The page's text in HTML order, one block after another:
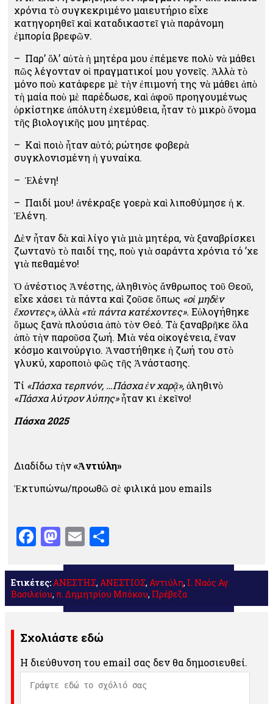
χρόνια τὸ συγκεκριμένο μαιευτήριο εἶχε
κατηγορηθεῖ καὶ καταδικαστεῖ γιὰ παράνομη
ἐμπορία βρεφῶν.
– Παρ’ ὅλ’ αὐτὰ ἡ μητέρα μου ἐπέμενε πολὺ νὰ μάθει
πῶς λέγονταν οἱ πραγματικοί μου γονεῖς. Ἀλλὰ τὸ
μόνο ποὺ κατάφερε μὲ τὴν ἐπιμονή της νὰ μάθει ἀπὸ
τὴ μαία ποὺ μὲ παρέδωσε, καὶ ἀφοῦ προηγουμένως
ὁρκίστηκε ἀπόλυτη ἐχεμύθεια, ἦταν τὸ μικρὸ ὄνομα
τῆς βιολογικῆς μου μητέρας.
– Καὶ ποιὸ ἦταν αὐτό; ρώτησε φοβερὰ
συγκλονισμένη ἡ γυναίκα.
– Ἑλένη!
– Παιδί μου! ἀνέκραξε γοερὰ καὶ λιποθύμησε ἡ κ.
Ἑλένη.
Δὲν ἦταν δὰ καὶ λίγο γιὰ μιὰ μητέρα, νὰ ξαναβρίσκει
ζωντανὸ τὸ παιδί της, ποὺ γιὰ σαράντα χρόνια τό ’χε
γιὰ πεθαμένο!
Ὁ ἀνέστιος Ἀνέστης, ἀληθινὸς ἄνθρωπος τοῦ Θεοῦ,
εἶχε χάσει τὰ πάντα καὶ ζοῦσε ὅπως «οἱ μηδὲν
ἔχοντες»,ἀλλὰ «τὰ πάντα κατέχοντες». Εὐλογήθηκε
ὅμως ξανὰ πλούσια ἀπὸ τὸν Θεό. Τὰ ξαναβρῆκε ὅλα
ἀπὸ τὴν παροῦσα ζωή. Μιὰ νέα οἰκογένεια, ἕναν
κόσμο καινούργιο. Ἀναστήθηκε ἡ ζωή του στὸ
γλυκύ, χαροποιὸ φῶς τῆς Ἀνάστασης.
Τί «Πάσχα τερπνόν, …Πάσχα ἐν χαρᾷ»,ἀληθινὸ
«Πάσχα λύτρον λύπης»ἦταν κι ἐκεῖνο!
Πάσχα 2025
Διαδίδω τὴν«Ἀντιύλη»
Ἐκτυπώνω/προωθῶ σὲ φιλικά μου emails
Facebook
Mastodon
Email
Ετικέτες:ΑΝΕΣΤΗΣ, ΑΝΕΣΤΙΟΣ, Αντιύλη, Ι. Ναός Αγ.
Βασιλείου, π. Δημητρίου Μπόκου, Πρέβεζα
Σχολιάστε εδώ
Η διεύθυνση του email σας δεν θα δημοσιευθεί.